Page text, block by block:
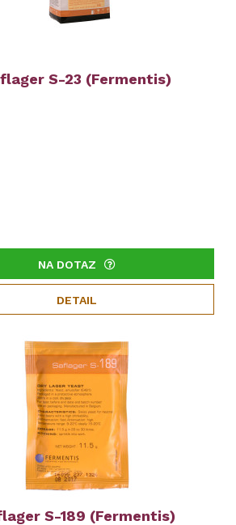
S-23 (Fermentis)
NA DOTAZ
DETAIL
S-189 (Fermentis)